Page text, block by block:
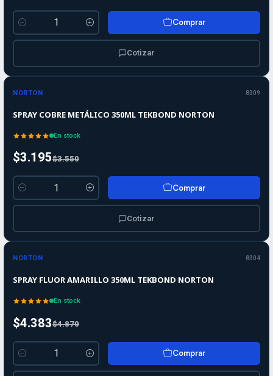
Cantidad
Comprar
Cotizar
-10%OFF
NORTON 8309
SPRAY COBRE METÁLICO 350ML TEKBOND NORTON
En stock
$3.195$3.550
Cantidad
Comprar
Cotizar
-10%OFF
NORTON 8304
SPRAY FLUOR AMARILLO 350ML TEKBOND NORTON
En stock
$4.383$4.870
Cantidad
Comprar